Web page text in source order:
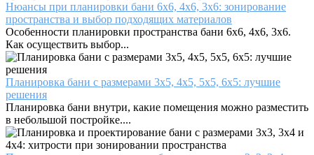
Нюансы при планировки бани 6х6, 4х6, 3х6: зонирование
пространства и выбор подходящих материалов
Особенности планировки пространства бани 6х6, 4х6, 3х6.
Как осуществить выбор...
Планировка бани с размерами 3х5, 4х5, 5х5, 6х5: лучшие
решения
Планировка бани внутри, какие помещения можно разместить
в небольшой постройке....